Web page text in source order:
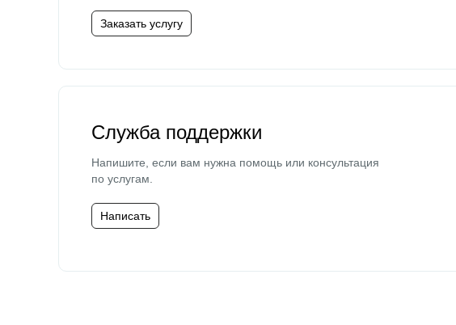
Заказать услугу
Служба поддержки
Напишите, если вам нужна помощь или консультация
по услугам.
Написать